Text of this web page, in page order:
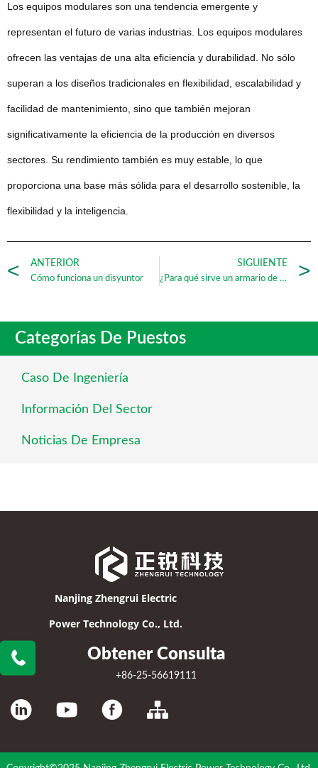
Categorías De Puestos
Caso De Ingeniería
Información Del Sector
Noticias De Empresa
Los equipos modulares son una tendencia emergente y
representan el futuro de varias industrias. Los equipos modulares
ofrecen las ventajas de una alta eficiencia y durabilidad. No sólo
superan a los diseños tradicionales en flexibilidad, escalabilidad y
facilidad de mantenimiento, sino que también mejoran
significativamente la eficiencia de la producción en diversos
sectores. Su rendimiento también es muy estable, lo que
proporciona una base más sólida para el desarrollo sostenible, la
flexibilidad y la inteligencia.
ANTERIOR
Cómo funciona un disyuntor
SIGUIENTE
¿Para qué sirve un armario de red en anillo?
Nanjing Zhengrui Electric
Power Technology Co., Ltd.
Obtener Consulta
+86-25-56619111